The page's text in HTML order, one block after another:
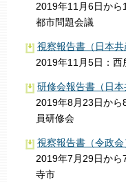
2019年11月6日から
都市問題会議
視察報告書（日本共
2019年11月5日：西
研修会報告書（日本
2019年8月23日か
員研修会
視察報告書（令政会
2019年7月29日から
寺市